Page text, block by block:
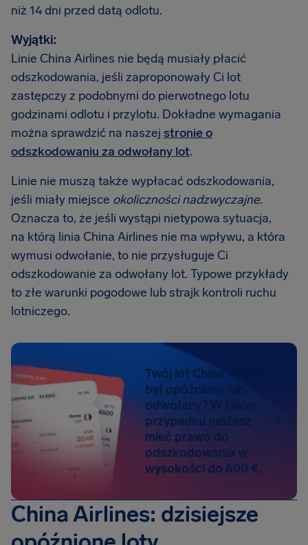
niż 14 dni przed datą odlotu.
Wyjątki:
Linie China Airlines nie będą musiały płacić
odszkodowania, jeśli zaproponowały Ci lot
zastępczy z podobnymi do pierwotnego lotu
godzinami odlotu i przylotu. Dokładne wymagania
można sprawdzić na naszej stronie o
odszkodowaniu za odwołany lot.
Linie nie muszą także wypłacać odszkodowania,
jeśli miały miejsce okoliczności nadzwyczajne.
Oznacza to, że jeśli wystąpi nietypowa sytuacja,
na którą linia China Airlines nie ma wpływu, a która
wymusi odwołanie, to nie przysługuje Ci
odszkodowanie za odwołany lot. Typowe przykłady
to złe warunki pogodowe lub strajk kontroli ruchu
lotniczego.
Twój lot China Airlines
był opóźniony lub
odwołany? W takim
przypadku możesz
mieć prawo do
odszkodowania w
wysokości do 600 €.
China Airlines: dzisiejsze